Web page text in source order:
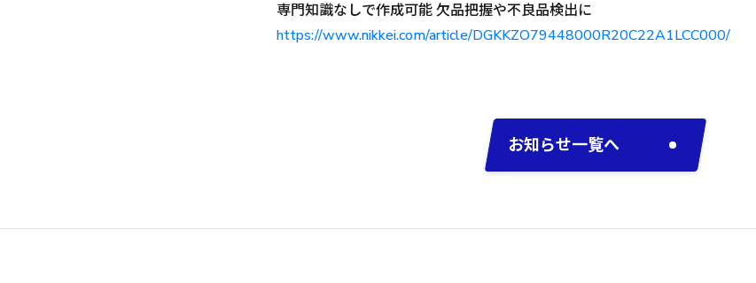
専門知識なしで作成可能 欠品把握や不良品検出に
https://www.nikkei.com/article/DGKKZO79448000R20C22A1LCC000/
お知らせ一覧へ